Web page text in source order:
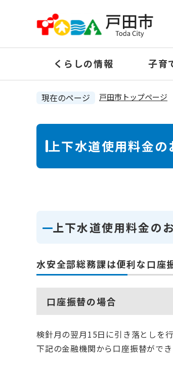
の
頭
くらしの情報 子育
現在のページ 戸田市トップページ
本
上下水道使用料金の
上下水道使用料金の
水安全部総務課は便利な口座
口座振替の場合
検針月の翌月15日に引き落としを
下記の金融機関から口座振替ができ